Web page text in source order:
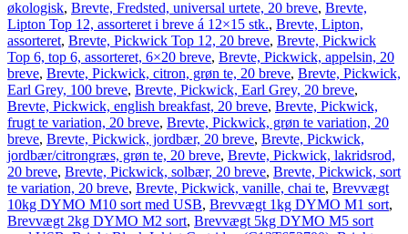
økologisk, Brevte, Fredsted, universal urtete, 20 breve, Brevte,
Lipton Top 12, assorteret i breve á 12×15 stk., Brevte, Lipton,
assorteret, Brevte, Pickwick Top 12, 20 breve, Brevte, Pickwick
Top 6, top 6, assorteret, 6×20 breve, Brevte, Pickwick, appelsin, 20
breve, Brevte, Pickwick, citron, grøn te, 20 breve, Brevte, Pickwick,
Earl Grey, 100 breve, Brevte, Pickwick, Earl Grey, 20 breve,
Brevte, Pickwick, english breakfast, 20 breve, Brevte, Pickwick,
frugt te variation, 20 breve, Brevte, Pickwick, grøn te variation, 20
breve, Brevte, Pickwick, jordbær, 20 breve, Brevte, Pickwick,
jordbær/citrongræs, grøn te, 20 breve, Brevte, Pickwick, lakridsrod,
20 breve, Brevte, Pickwick, solbær, 20 breve, Brevte, Pickwick, sort
te variation, 20 breve, Brevte, Pickwick, vanille, chai te, Brevvægt
10kg DYMO M10 sort med USB, Brevvægt 1kg DYMO M1 sort,
Brevvægt 2kg DYMO M2 sort, Brevvægt 5kg DYMO M5 sort